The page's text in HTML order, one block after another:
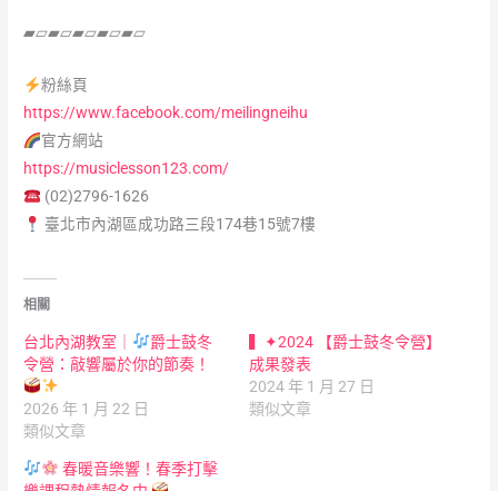
▰▱▰▱▰▱▰▱▰▱
粉絲頁
https://www.facebook.com/meilingneihu
官方網站
https://musiclesson123.com/
(02)2796-1626
臺北市內湖區成功路三段174巷15號7樓
相關
台北內湖教室｜
爵士鼓冬
令營：敲響屬於你的節奏！
2026 年 1 月 22 日
類似文章
▍✦2024 【爵士鼓冬令營】
成果發表
2024 年 1 月 27 日
類似文章
春暖音樂響！春季打擊